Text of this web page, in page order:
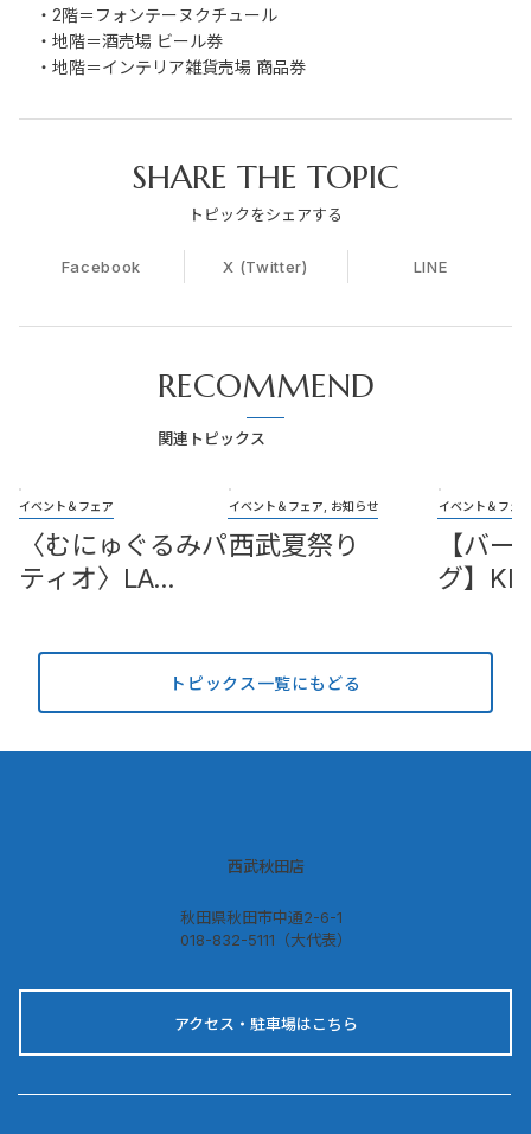
・2階＝フォンテーヌクチュール
・地階＝酒売場 ビール券
・地階＝インテリア雑貨売場 商品券
SHARE THE TOPIC
トピックをシェアする
Facebook X (Twitter) LINE
RECOMMEND
関連トピックス
〈むにゅぐるみパ
ティオ〉LA
イベント＆フェア
西武夏祭り
イベント＆フェア, お知らせ
【バ
グ】
イベント＆フェ
トピックス一覧にもどる
秋田県秋田市中通2-6-1
018-832-5111（大代表）
西武秋田店
アクセス・駐車場はこちら